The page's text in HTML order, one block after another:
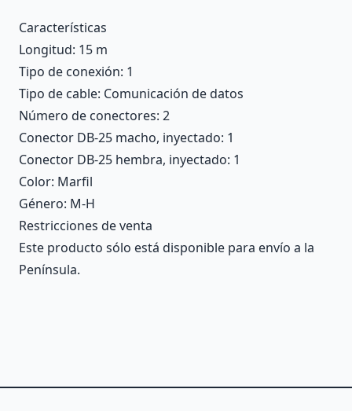
Características
Longitud: 15 m
Tipo de conexión: 1
Tipo de cable: Comunicación de datos
Número de conectores: 2
Conector DB-25 macho, inyectado: 1
Conector DB-25 hembra, inyectado: 1
Color: Marfil
Género: M-H
Restricciones de venta
Este producto sólo está disponible para envío a la
Península.